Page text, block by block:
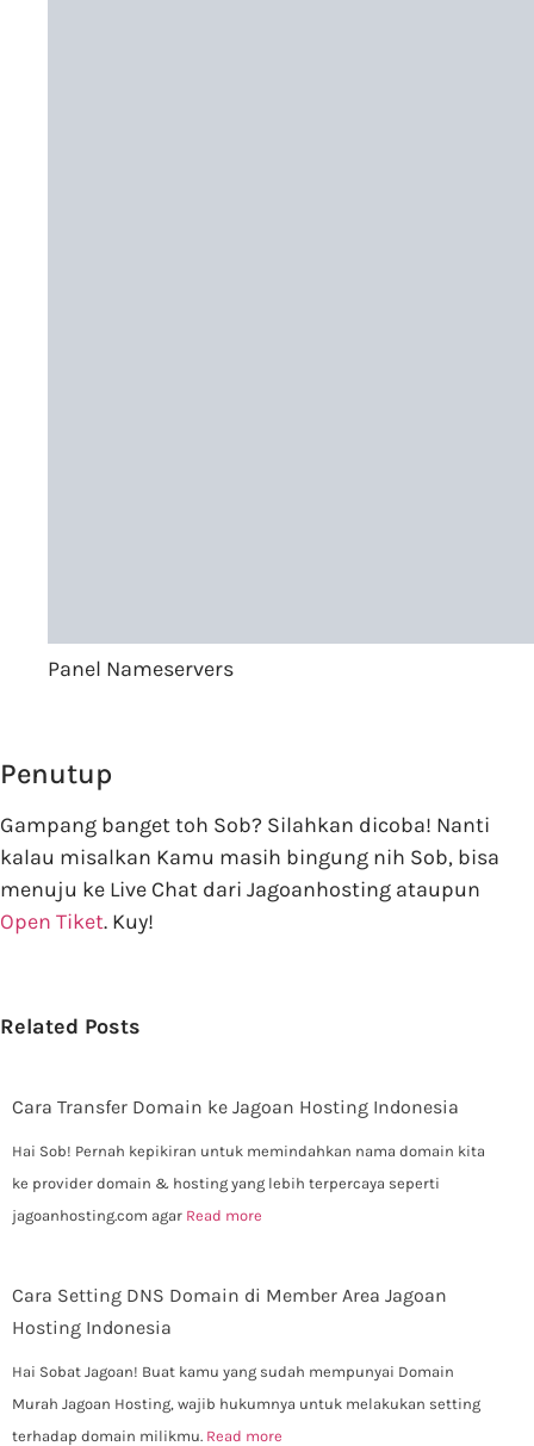
Panel Nameservers
Penutup
Gampang banget toh Sob? Silahkan dicoba! Nanti
kalau misalkan Kamu masih bingung nih Sob, bisa
menuju ke Live Chat dari Jagoanhosting ataupun
Open Tiket. Kuy!
Related Posts
Cara Transfer Domain ke Jagoan Hosting Indonesia
Hai Sob! Pernah kepikiran untuk memindahkan nama domain kita
ke provider domain & hosting yang lebih terpercaya seperti
jagoanhosting.com agar Read more
Cara Setting DNS Domain di Member Area Jagoan
Hosting Indonesia
Hai Sobat Jagoan! Buat kamu yang sudah mempunyai Domain
Murah Jagoan Hosting, wajib hukumnya untuk melakukan setting
terhadap domain milikmu. Read more